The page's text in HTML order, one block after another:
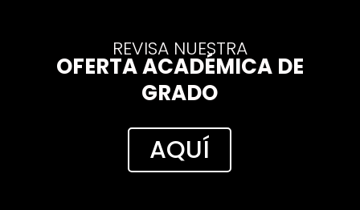
REVISA NUESTRA
OFERTA ACADÉMICA DE
GRADO
AQUÍ